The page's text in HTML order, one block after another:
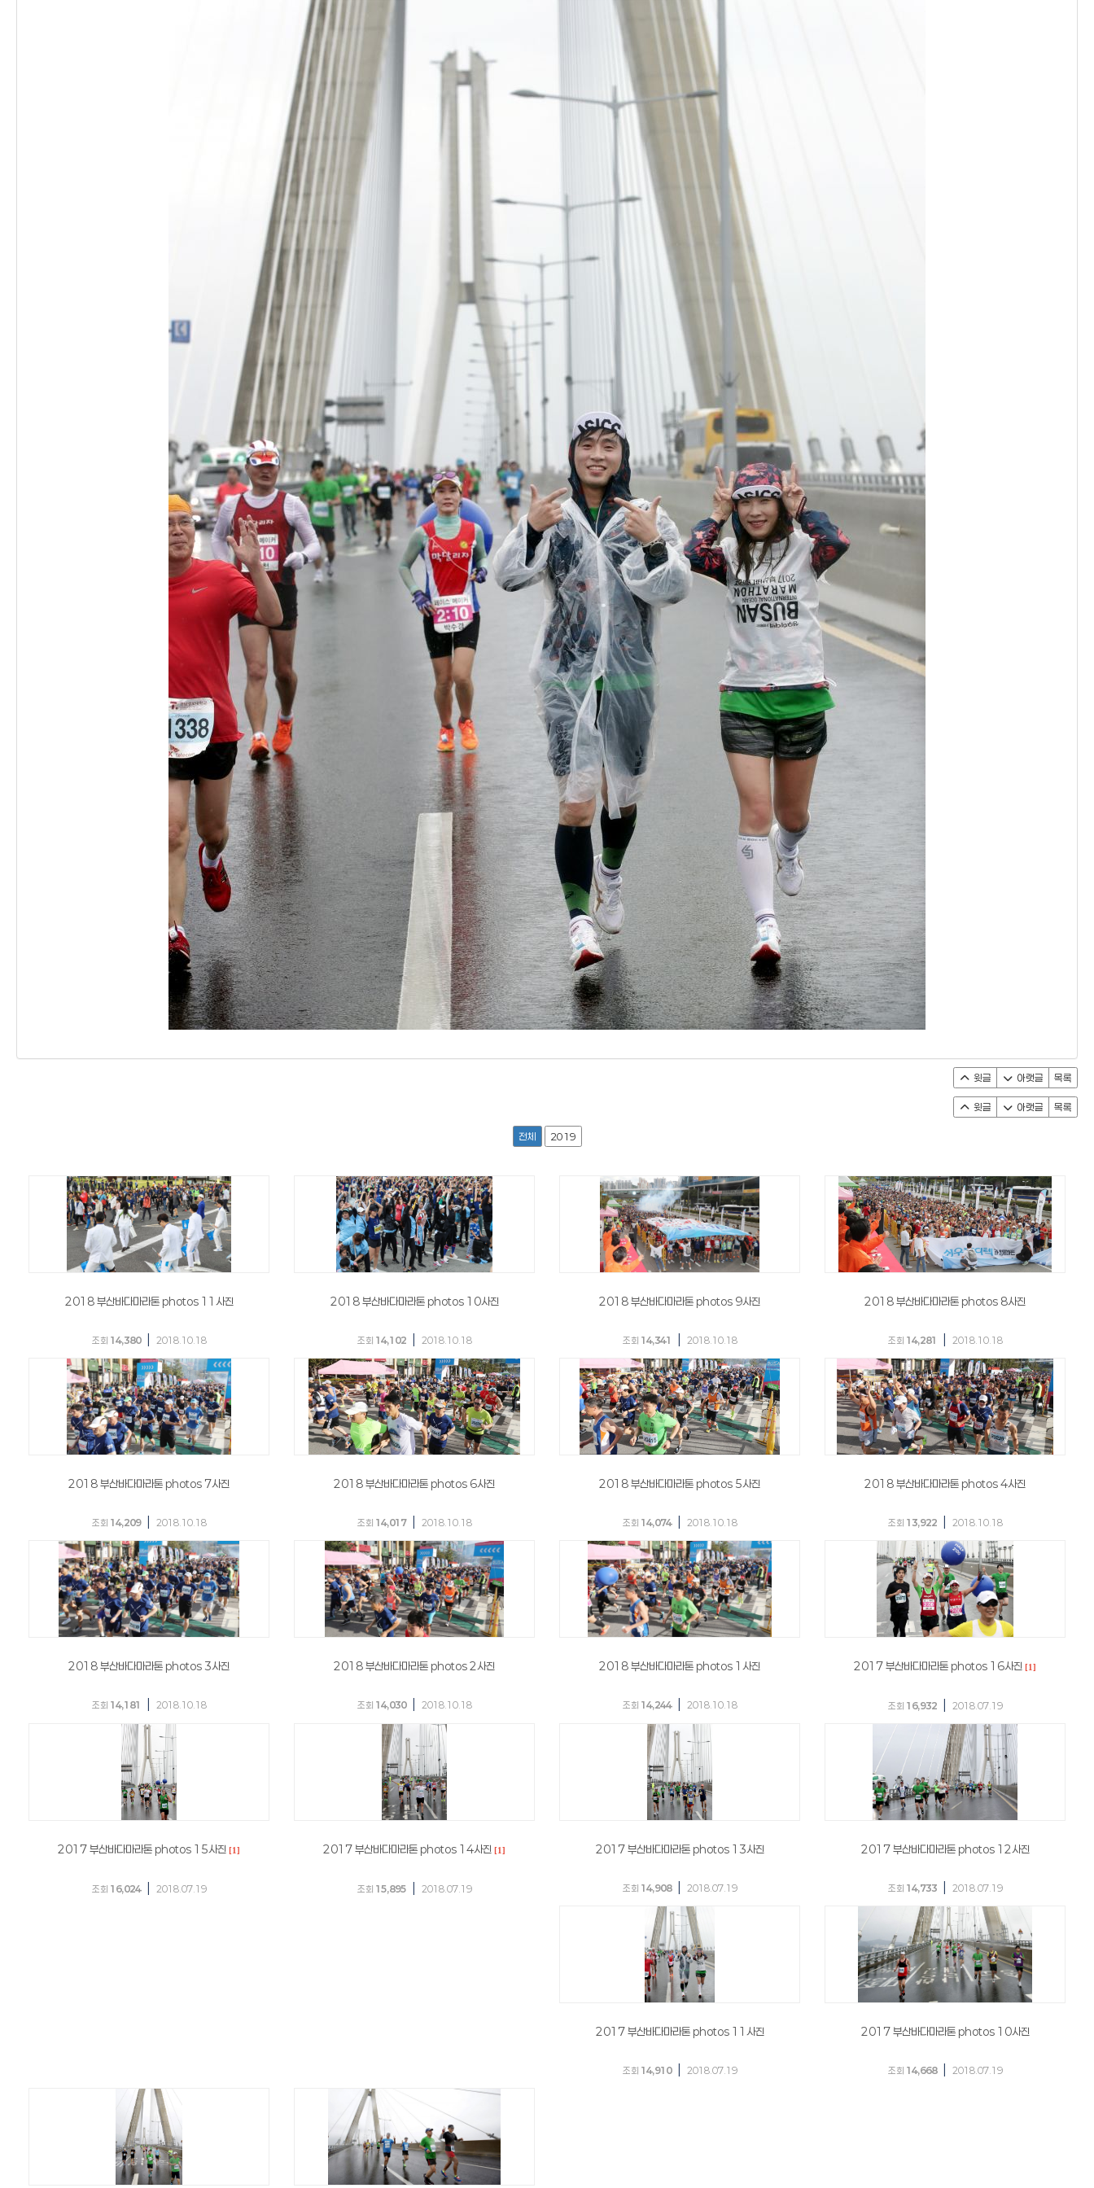
윗글 아랫글 목록
윗글 아랫글 목록
전체 2019
2018 부산바다마라톤 photos 11사진
조회 14,380 2018.10.18
2018 부산바다마라톤 photos 10사진
조회 14,102 2018.10.18
2018 부산바다마라톤 photos 9사진
조회 14,341 2018.10.18
2018 부산바다마라톤 photos 8사진
조회 14,281 2018.10.18
2018 부산바다마라톤 photos 7사진
조회 14,209 2018.10.18
2018 부산바다마라톤 photos 6사진
조회 14,017 2018.10.18
2018 부산바다마라톤 photos 5사진
조회 14,074 2018.10.18
2018 부산바다마라톤 photos 4사진
조회 13,922 2018.10.18
2018 부산바다마라톤 photos 3사진
조회 14,181 2018.10.18
2018 부산바다마라톤 photos 2사진
조회 14,030 2018.10.18
2018 부산바다마라톤 photos 1사진
조회 14,244 2018.10.18
2017 부산바다마라톤 photos 16사진 [1]
조회 16,932 2018.07.19
2017 부산바다마라톤 photos 15사진 [1]
조회 16,024 2018.07.19
2017 부산바다마라톤 photos 14사진 [1]
조회 15,895 2018.07.19
2017 부산바다마라톤 photos 13사진
조회 14,908 2018.07.19
2017 부산바다마라톤 photos 12사진
조회 14,733 2018.07.19
2017 부산바다마라톤 photos 11사진
조회 14,910 2018.07.19
2017 부산바다마라톤 photos 10사진
조회 14,668 2018.07.19